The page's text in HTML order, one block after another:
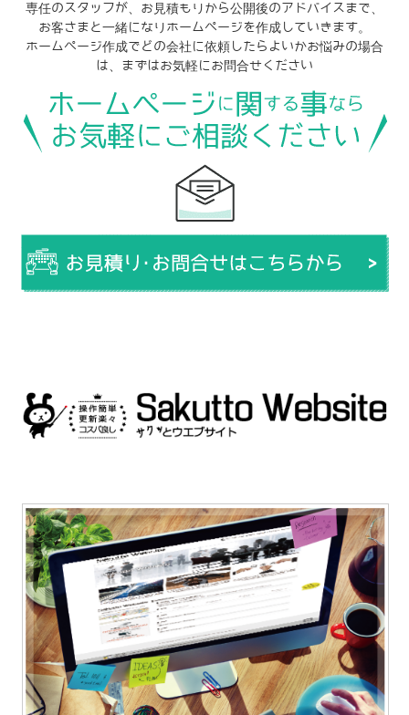
専任のスタッフが、お見積もりから公開後のアドバイスまで、
お客さまと一緒になりホームページを作成していきます。
ホームページ作成でどの会社に依頼したらよいかお悩みの場合
は、まずはお気軽にお問合せください